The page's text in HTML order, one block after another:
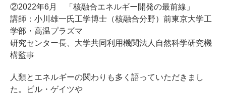
②2022年6月 「核融合エネルギー開発の最前線」
講師：小川雄一氏工学博士（核融合分野）前東京大学工
学部・高温プラズマ
研究センター長、大学共同利用機関法人自然科学研究機
構監事
人類とエネルギーの関わりも多く語っていただきまし
た。ビル・ゲイツや